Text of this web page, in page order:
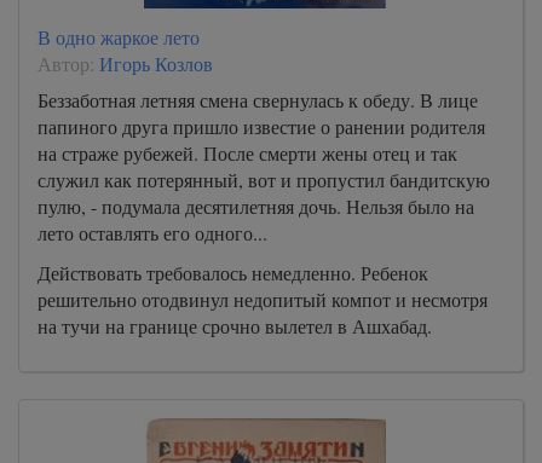
В одно жаркое лето
Автор: Игорь Козлов
Беззаботная летняя смена свернулась к обеду. В лице
папиного друга пришло известие о ранении родителя
на страже рубежей. После смерти жены отец и так
служил как потерянный, вот и пропустил бандитскую
пулю, - подумала десятилетняя дочь. Нельзя было на
лето оставлять его одного...
Действовать требовалось немедленно. Ребенок
решительно отодвинул недопитый компот и несмотря
на тучи на границе срочно вылетел в Ашхабад.